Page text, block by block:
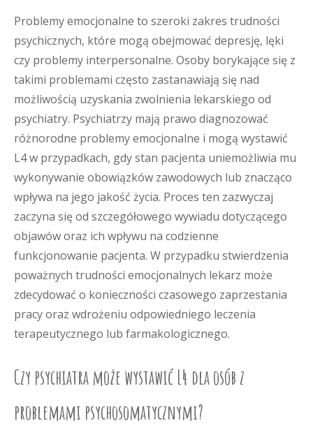
Problemy emocjonalne to szeroki zakres trudności
psychicznych, które mogą obejmować depresję, lęki
czy problemy interpersonalne. Osoby borykające się z
takimi problemami często zastanawiają się nad
możliwością uzyskania zwolnienia lekarskiego od
psychiatry. Psychiatrzy mają prawo diagnozować
różnorodne problemy emocjonalne i mogą wystawić
L4 w przypadkach, gdy stan pacjenta uniemożliwia mu
wykonywanie obowiązków zawodowych lub znacząco
wpływa na jego jakość życia. Proces ten zazwyczaj
zaczyna się od szczegółowego wywiadu dotyczącego
objawów oraz ich wpływu na codzienne
funkcjonowanie pacjenta. W przypadku stwierdzenia
poważnych trudności emocjonalnych lekarz może
zdecydować o konieczności czasowego zaprzestania
pracy oraz wdrożeniu odpowiedniego leczenia
terapeutycznego lub farmakologicznego.
Czy psychiatra może wystawić L4 dla osób z
problemami psychosomatycznymi?